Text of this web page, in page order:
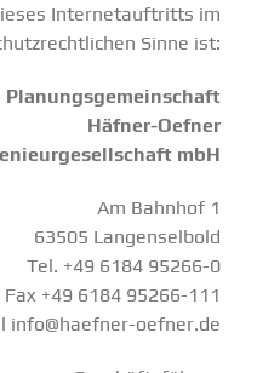
Internetauftritts im
Sinne ist:
Planungsgemeinschaft
Häfner-Oefner
mbH
Am Bahnhof 1
63505 Langenselbold
Tel. +49 6184 95266-0
Fax +49 6184 95266-111
info@haefner-oefner.de